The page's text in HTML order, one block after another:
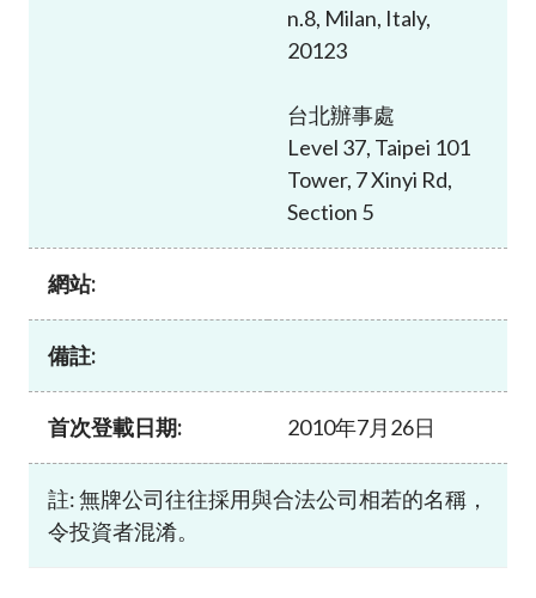
n.8, Milan, Italy,
20123
台北辦事處
Level 37, Taipei 101
Tower, 7 Xinyi Rd,
Section 5
網站:
備註:
首次登載日期: 2010年7月26日
註: 無牌公司往往採用與合法公司相若的名稱，
令投資者混淆。